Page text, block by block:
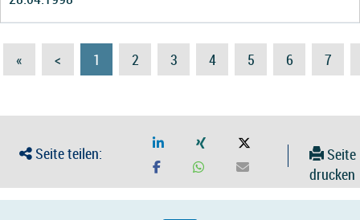
« < 1 2 3 4 5 6 7
Seite teilen:
Seite
drucken